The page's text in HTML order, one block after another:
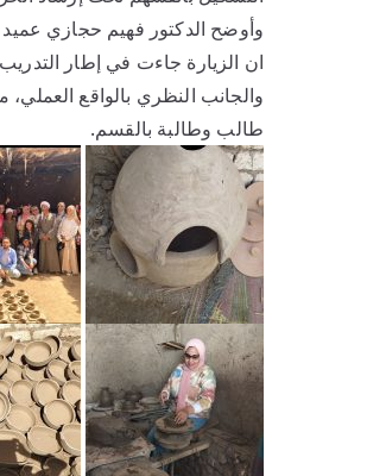
وأوضح الدكتور فهيم حجازي عميد
ان الزيارة جاءت في إطار
طالب وطالبة بالقسم.